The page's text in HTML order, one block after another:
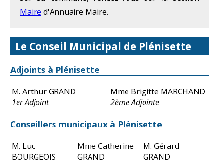
Maire d'Annuaire Maire.
Le Conseil Municipal de Plénisette
Adjoints à Plénisette
M. Arthur GRAND
1er Adjoint
Mme Brigitte MARCHAND
2ème Adjointe
Conseillers municipaux à Plénisette
M. Luc
BOURGEOIS
Mme Catherine
GRAND
M. Gérard
GRAND